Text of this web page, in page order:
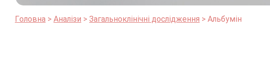
Головна Аналізи Загальноклінічні дослідження Альбумін